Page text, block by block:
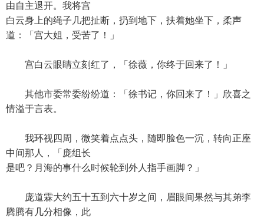
由自主退开。我将宫
白云身上的绳子几把扯断，扔到地下，扶着她坐下，柔声
道：「宫大姐，受苦了！」
宫白云眼睛立刻红了，「徐薇，你终于回来了！」
其他市委常委纷纷道：「徐书记，你回来了！」欣喜之
情溢于言表。
我环视四周，微笑着点点头，随即脸色一沉，转向正座
中间那人，「庞组长
是吧？月海的事什么时候轮到外人指手画脚？」
庞道霖大约五十五到六十岁之间，眉眼间果然与其弟李
腾腾有几分相像，此